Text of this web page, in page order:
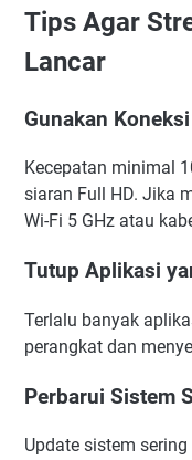
Tips Agar
Lancar
Gunakan
Kecepatan minimal
siaran Full HD. Jika
Wi-Fi 5 GHz atau
Tutup Aplikasi
Terlalu banyak
perangkat dan
Perbarui Sistem
Update sistem